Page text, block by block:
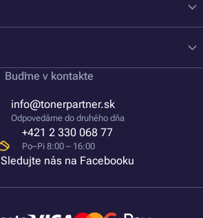
Buďme v kontakte
info@tonerpartner.sk
Odpovedáme do druhého dňa
+421 2 330 068 77
Po–Pi 8:00 – 16:00
Sledujte nás na Facebooku